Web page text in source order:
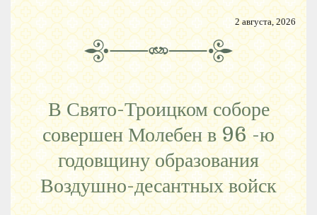
2 августа, 2026
В Свято-Троицком соборе
совершен Молебен в 96 -ю
годовщину образования
Воздушно-десантных войск